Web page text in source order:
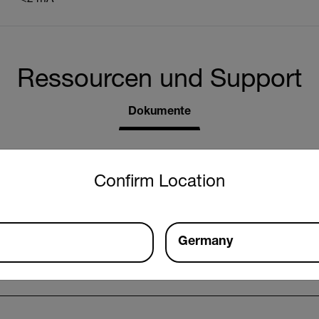
Ressourcen und Support
Dokumente
Confirm Location
and language from the options below to access the
Germany